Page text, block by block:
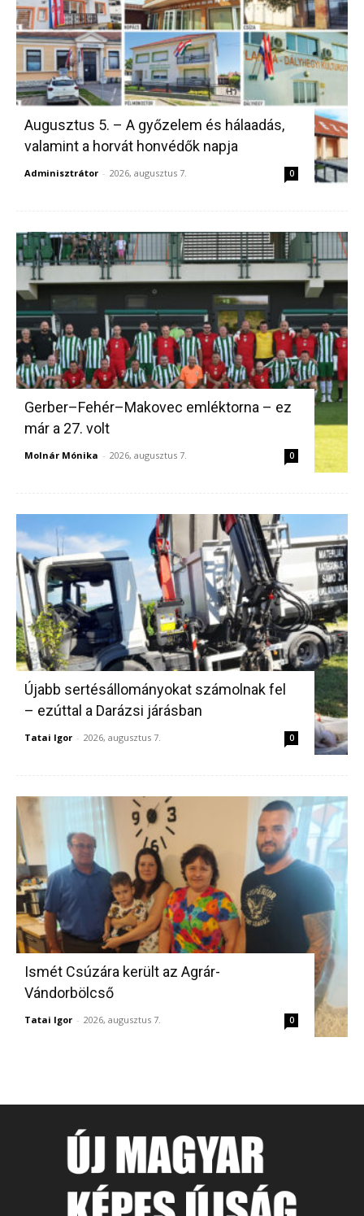
Augusztus 5. – A győzelem és hálaadás,
valamint a horvát honvédők napja
Adminisztrátor - 2026, augusztus 7. 0
Gerber–Fehér–Makovec emléktorna – ez
már a 27. volt
Molnár Mónika - 2026, augusztus 7. 0
Újabb sertésállományokat számolnak fel
– ezúttal a Darázsi járásban
Tatai Igor - 2026, augusztus 7. 0
Ismét Csúzára került az Agrár-
Vándorbölcső
Tatai Igor - 2026, augusztus 7. 0